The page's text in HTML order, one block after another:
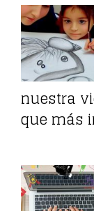
nuestra
que más